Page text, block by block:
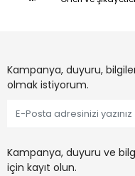
Kampanya, duyuru,
olmak istiyorum.
Kampanya, duyuru ve
için kayıt olun.